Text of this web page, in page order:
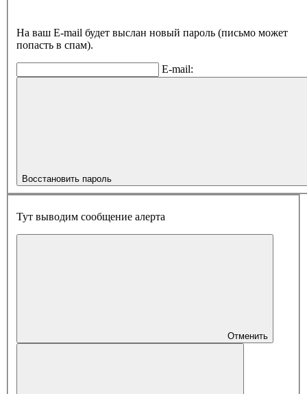
На ваш E-mail будет выслан новый пароль (письмо может
попасть в спам).
E-mail:
Восстановить пароль
Тут выводим сообщение алерта
Отменить